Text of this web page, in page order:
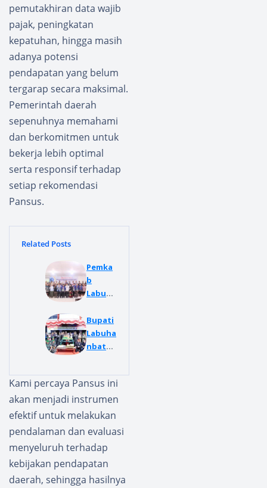
pemutakhiran data wajib
pajak, peningkatan
kepatuhan, hingga masih
adanya potensi
pendapatan yang belum
tergarap secara maksimal.
Pemerintah daerah
sepenuhnya memahami
dan berkomitmen untuk
bekerja lebih optimal
serta responsif terhadap
setiap rekomendasi
Pansus.
Related Posts
Pemka
b
Labuha
Hadirk
an
Mutu
s di
sektor
Swasta
Pendid
ikan
Bupati
Labuha
nbatu
Upacar
a HUT
POLRI
Ke-80
Perkua
t
Bersin
ergi
Bersam
Kami percaya Pansus ini
akan menjadi instrumen
efektif untuk melakukan
pendalaman dan evaluasi
menyeluruh terhadap
kebijakan pendapatan
daerah, sehingga hasilnya